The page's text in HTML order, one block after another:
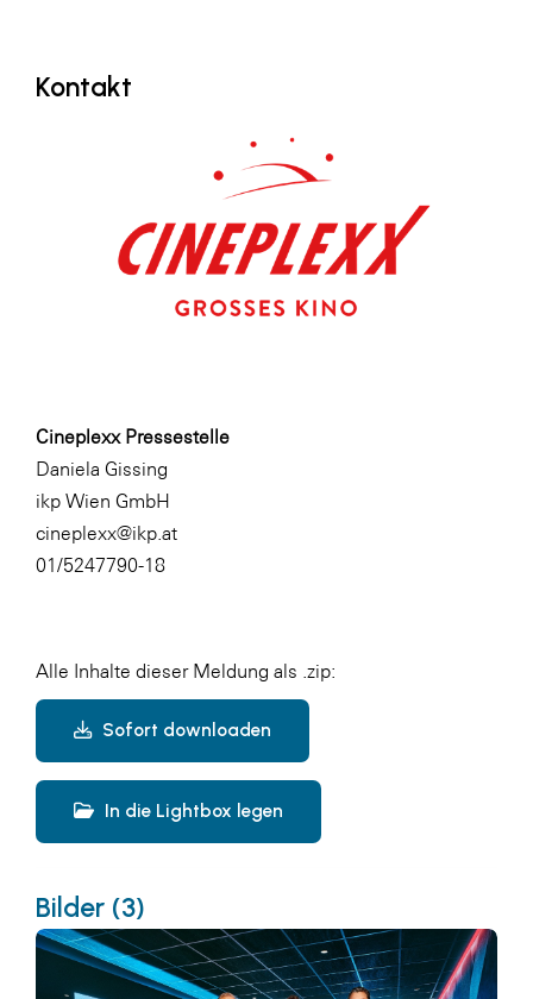
Kontakt
Cineplexx Pressestelle
Daniela Gissing
ikp Wien GmbH
cineplexx@ikp.at
01/5247790-18
Alle Inhalte dieser Meldung als .zip:
Sofort downloaden
In die Lightbox legen
Bilder (3)